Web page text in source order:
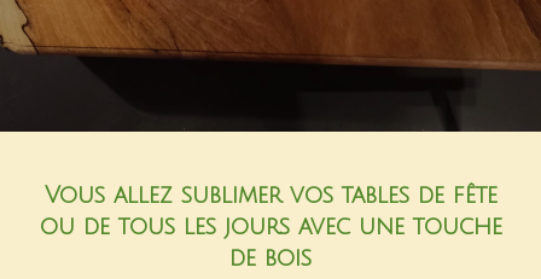
Vous allez sublimer vos tables de fête
ou de tous les jours avec une touche
de bois